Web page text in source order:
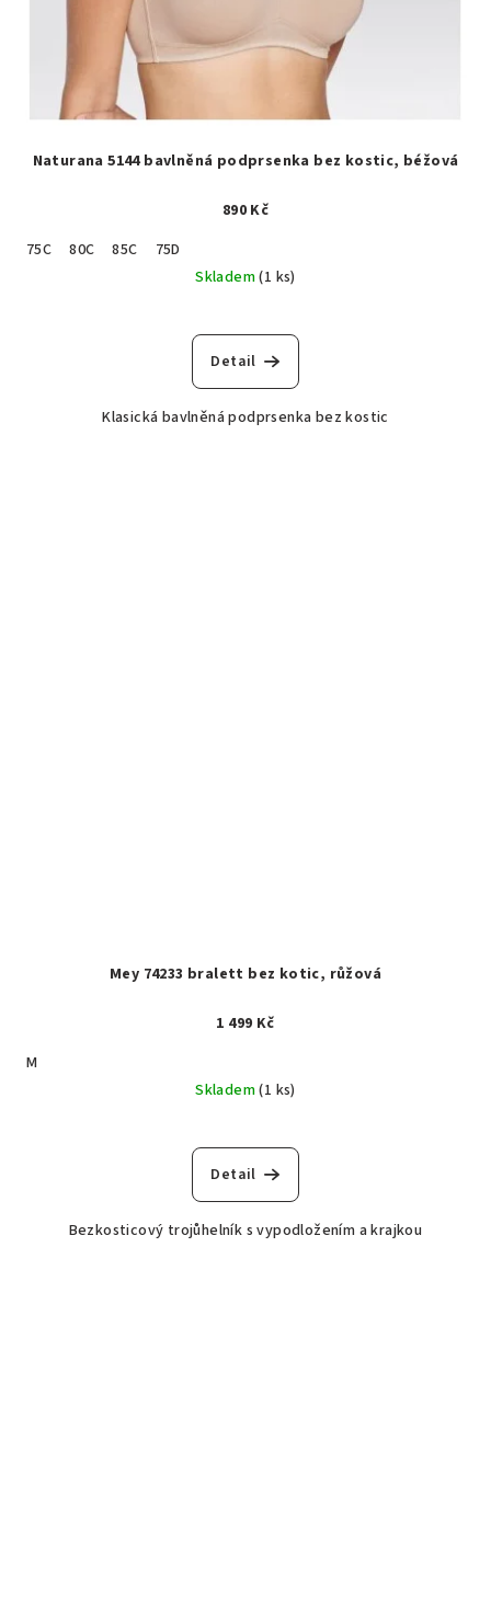
Naturana 5144 bavlněná podprsenka bez kostic, béžová
890 Kč
75C
80C 85C
75D
Skladem(1 ks)
Detail
Klasická bavlněná podprsenka bez kostic
Mey 74233 bralett bez kotic, růžová
1 499 Kč
M
Skladem(1 ks)
Detail
Bezkosticový trojůhelník s vypodložením a krajkou